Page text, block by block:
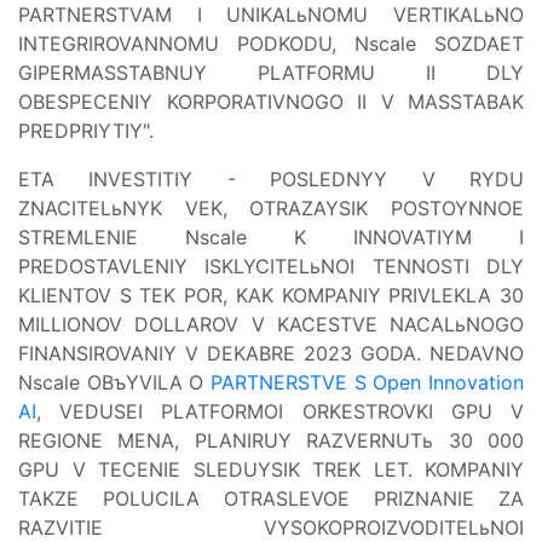
PARTNERSTVAM I UNIKALьNOMU VERTIKALьNO
INTEGRIROVANNOMU PODKODU, Nscale SOZDAET
GIPERMASSTABNUY PLATFORMU II DLY
OBESPECENIY KORPORATIVNOGO II V MASSTABAK
PREDPRIYTIY".
ETA INVESTITIY - POSLEDNYY V RYDU
ZNACITELьNYK VEK, OTRAZAYSIK POSTOYNNOE
STREMLENIE Nscale K INNOVATIYM I
PREDOSTAVLENIY ISKLYCITELьNOI TENNOSTI DLY
KLIENTOV S TEK POR, KAK KOMPANIY PRIVLEKLA 30
MILLIONOV DOLLAROV V KACESTVE NACALьNOGO
FINANSIROVANIY V DEKABRE 2023 GODA. NEDAVNO
Nscale OBъYVILA O PARTNERSTVE S Open Innovation
AI, VEDUSEI PLATFORMOI ORKESTROVKI GPU V
REGIONE MENA, PLANIRUY RAZVERNUTь 30 000
GPU V TECENIE SLEDUYSIK TREK LET. KOMPANIY
TAKZE POLUCILA OTRASLEVOE PRIZNANIE ZA
RAZVITIE VYSOKOPROIZVODITELьNOI